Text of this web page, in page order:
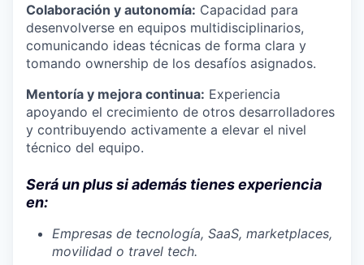
Colaboración y autonomía: Capacidad para
desenvolverse en equipos multidisciplinarios,
comunicando ideas técnicas de forma clara y
tomando ownership de los desafíos asignados.
Mentoría y mejora continua: Experiencia
apoyando el crecimiento de otros desarrolladores
y contribuyendo activamente a elevar el nivel
técnico del equipo.
Será un plus si además tienes experiencia
en:
Empresas de tecnología, SaaS, marketplaces,
movilidad o travel tech.